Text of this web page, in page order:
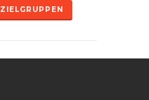
ZIELGRUPPEN